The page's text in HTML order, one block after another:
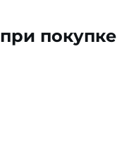
при покупке